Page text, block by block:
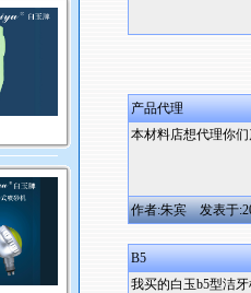
产品代理
本材料店想代理你
作者:朱宾 发表于
B5
我买的白玉b5型洁